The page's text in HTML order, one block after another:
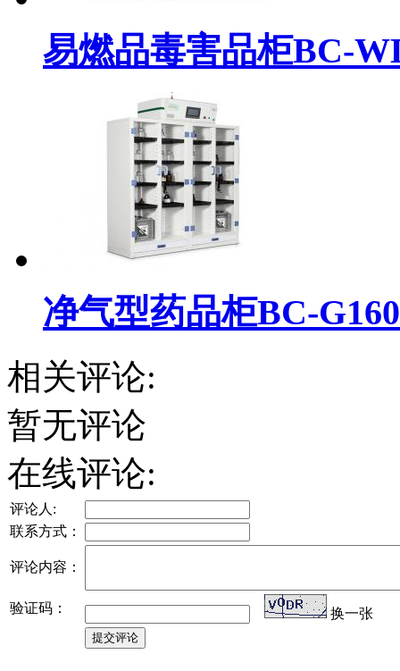
易燃品毒害品柜BC-
净气型药品柜BC-
相关评论:
暂无评论
在线评论:
评论人:
联系方式：
评论内容：
验证码： 换一张